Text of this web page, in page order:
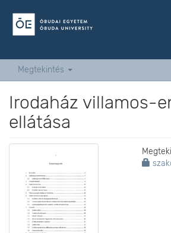
Megtekintés
Irodaház villamos-
ellátása